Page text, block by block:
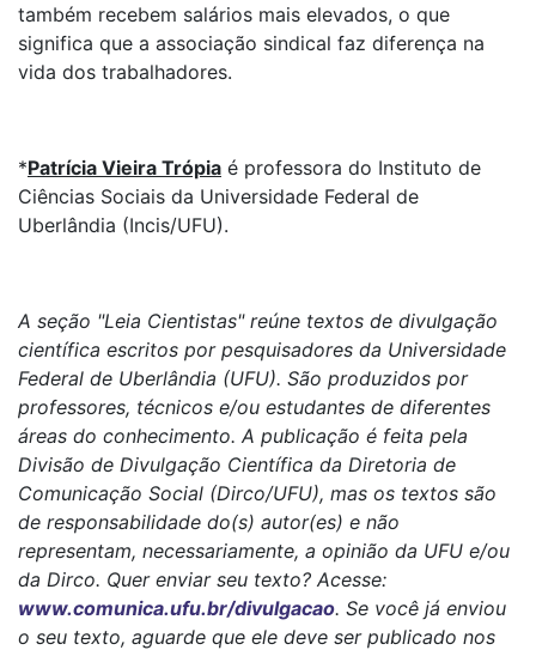
também recebem salários mais elevados, o que
significa que a associação sindical faz diferença na
vida dos trabalhadores.
*Patrícia Vieira Trópia é professora do Instituto de
Ciências Sociais da Universidade Federal de
Uberlândia (Incis/UFU).
A seção "Leia Cientistas" reúne textos de divulgação
científica escritos por pesquisadores da Universidade
Federal de Uberlândia (UFU). São produzidos por
professores, técnicos e/ou estudantes de diferentes
áreas do conhecimento. A publicação é feita pela
Divisão de Divulgação Científica da Diretoria de
Comunicação Social (Dirco/UFU), mas os textos são
de responsabilidade do(s) autor(es) e não
representam, necessariamente, a opinião da UFU e/ou
da Dirco. Quer enviar seu texto? Acesse:
www.comunica.ufu.br/divulgacao. Se você já enviou
o seu texto, aguarde que ele deve ser publicado nos